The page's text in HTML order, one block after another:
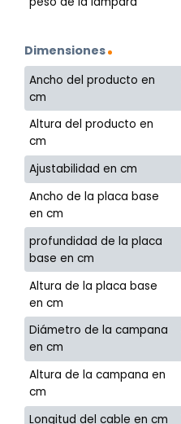
Dimensiones
Ancho del producto en
cm
Altura del producto en
cm
Ajustabilidad en cm
Ancho de la placa base
en cm
profundidad de la placa
base en cm
Altura de la placa base
en cm
Diámetro de la campana
en cm
Altura de la campana en
cm
Longitud del cable en cm